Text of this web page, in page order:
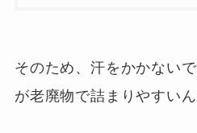
そのため、汗をかかない
が老廃物で詰まりやすいん